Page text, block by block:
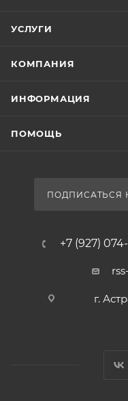
УСЛУГИ
КОМПАНИЯ
ИНФОРМАЦИЯ
ПОМОЩЬ
ПОДПИСАТЬСЯ
+7 (927)
г.